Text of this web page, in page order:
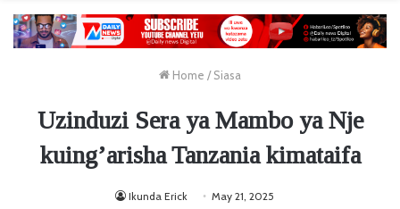
Home / Siasa
Uzinduzi Sera ya Mambo ya Nje
kuing’arisha Tanzania kimataifa
Ikunda Erick May 21, 2025